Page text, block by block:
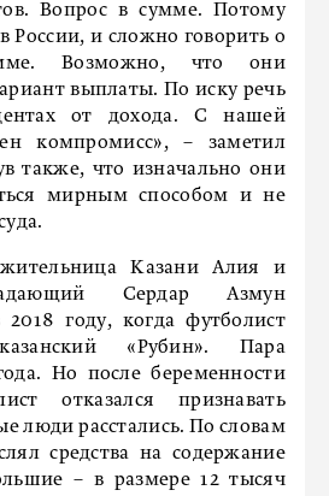
Вопрос в сумме. Потому
России, и сложно говорить о
Возможно, что они
выплаты. По иску речь
от дохода. С нашей
компромисс», – заметил
также, что изначально они
мирным способом и не
Казани Алия и
Сердар Азмун
году, когда футболист
«Рубин». Пара
Но после беременности
отказался признавать
люди расстались. По словам
средства на содержание
– в размере 12 тысяч